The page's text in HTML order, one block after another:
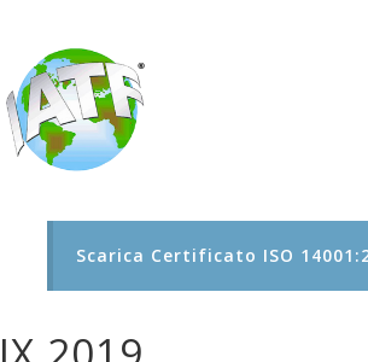
Scarica Certificato ISO